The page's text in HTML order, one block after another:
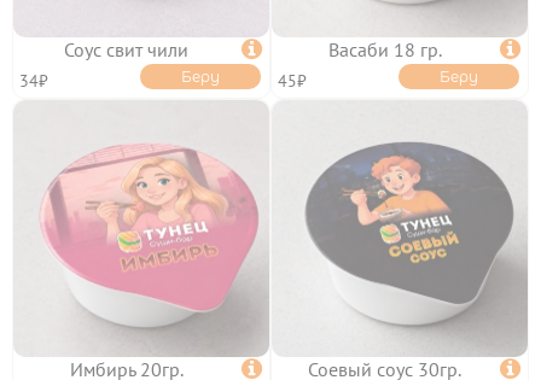
ТОППИНГИ
ОТЗЫВЫ
КОНТАКТЫ
ЛИЧНЫЙ КАБИНЕТ
Соус свит чили 
34₽ Беру
Васаби 18 гр. 
45₽ Беру
Имбирь 20гр.  Соевый соус 30гр. 